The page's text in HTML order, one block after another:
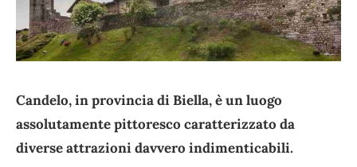
Candelo, in provincia di Biella, è un luogo
assolutamente pittoresco caratterizzato da
diverse attrazioni davvero indimenticabili.